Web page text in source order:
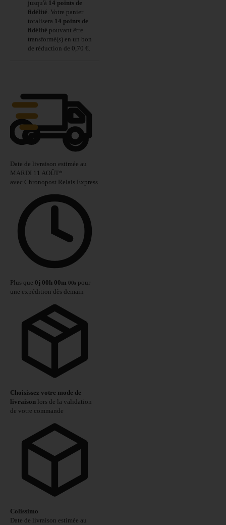
jusqu'à 14 points de
fidélité. Votre panier
totalisera 14 points de
fidélité pouvant être
transformé(s) en un bon
de réduction de 0,70 €.
Date de livraison estimée au
MARDI 11 AOÛT*
avec Chronopost Relais Express
Plus que 0j 00h 00m 00s pour
une expédition dès demain
Choisissez votre mode de
livraison lors de la validation
de votre commande
Colissimo
Date de livraison estimée au